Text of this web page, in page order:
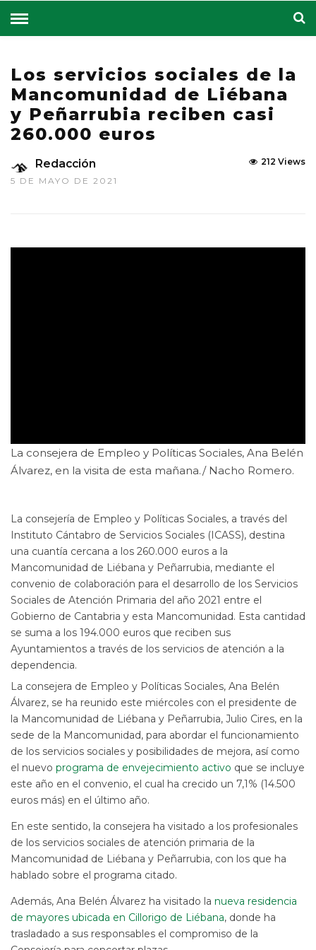
Los servicios sociales de la
Mancomunidad de Liébana
y Peñarrubia reciben casi
260.000 euros
Redacción
5 DE MAYO DE 2021
212 Views
La consejera de Empleo y Políticas Sociales, Ana Belén
Álvarez, en la visita de esta mañana./ Nacho Romero.
La consejería de Empleo y Políticas Sociales, a través del
Instituto Cántabro de Servicios Sociales (ICASS), destina
una cuantía cercana a los 260.000 euros a la
Mancomunidad de Liébana y Peñarrubia, mediante el
convenio de colaboración para el desarrollo de los Servicios
Sociales de Atención Primaria del año 2021 entre el
Gobierno de Cantabria y esta Mancomunidad. Esta cantidad
se suma a los 194.000 euros que reciben sus
Ayuntamientos a través de los servicios de atención a la
dependencia.
La consejera de Empleo y Políticas Sociales, Ana Belén
Álvarez, se ha reunido este miércoles con el presidente de
la Mancomunidad de Liébana y Peñarrubia, Julio Cires, en la
sede de la Mancomunidad, para abordar el funcionamiento
de los servicios sociales y posibilidades de mejora, así como
el nuevo programa de envejecimiento activo que se incluye
este año en el convenio, el cual ha crecido un 7,1% (14.500
euros más) en el último año.
En este sentido, la consejera ha visitado a los profesionales
de los servicios sociales de atención primaria de la
Mancomunidad de Liébana y Peñarrubia, con los que ha
hablado sobre el programa citado.
Además, Ana Belén Álvarez ha visitado la nueva residencia
de mayores ubicada en Cillorigo de Liébana, donde ha
trasladado a sus responsables el compromiso de la